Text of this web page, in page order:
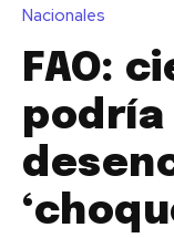
Nacionales
FAO:
podría